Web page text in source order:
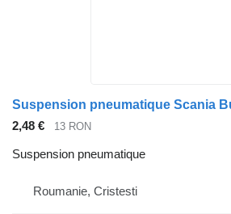
2,48 € 13 RON
Suspension pneumatique
Roumanie, Cristesti